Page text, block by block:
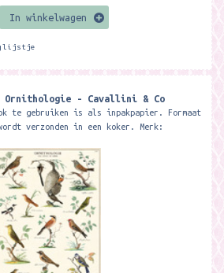
In winkelwagen
Ornithologie - Cavallini & Co
te gebruiken is als inpakpapier. Formaat
verzonden in een koker. Merk: